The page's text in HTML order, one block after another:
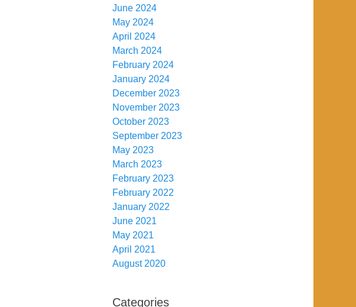
June 2024
May 2024
April 2024
March 2024
February 2024
January 2024
December 2023
November 2023
October 2023
September 2023
May 2023
March 2023
February 2023
February 2022
January 2022
June 2021
May 2021
April 2021
August 2020
Categories